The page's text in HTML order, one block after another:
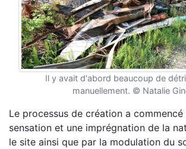
Il y avait d'abord beaucoup de
manuellement. © Natalie
Le processus de création a commencé
sensation et une imprégnation de la
le site ainsi que par la modulation du